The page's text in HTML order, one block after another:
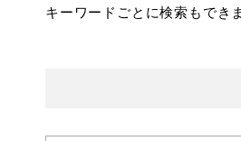
キーワードごとに検索もでき